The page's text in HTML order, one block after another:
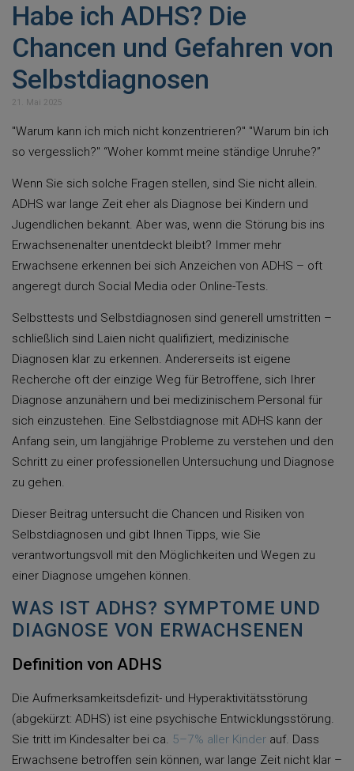
Habe ich ADHS? Die
Chancen und Gefahren von
Selbstdiagnosen
21. Mai 2025
"Warum kann ich mich nicht konzentrieren?" "Warum bin ich
so vergesslich?" “Woher kommt meine ständige Unruhe?”
Wenn Sie sich solche Fragen stellen, sind Sie nicht allein.
ADHS war lange Zeit eher als Diagnose bei Kindern und
Jugendlichen bekannt. Aber was, wenn die Störung bis ins
Erwachsenenalter unentdeckt bleibt? Immer mehr
Erwachsene erkennen bei sich Anzeichen von ADHS – oft
angeregt durch Social Media oder Online-Tests.
Selbsttests und Selbstdiagnosen sind generell umstritten –
schließlich sind Laien nicht qualifiziert, medizinische
Diagnosen klar zu erkennen. Andererseits ist eigene
Recherche oft der einzige Weg für Betroffene, sich Ihrer
Diagnose anzunähern und bei medizinischem Personal für
sich einzustehen. Eine Selbstdiagnose mit ADHS kann der
Anfang sein, um langjährige Probleme zu verstehen und den
Schritt zu einer professionellen Untersuchung und Diagnose
zu gehen.
Dieser Beitrag untersucht die Chancen und Risiken von
Selbstdiagnosen und gibt Ihnen Tipps, wie Sie
verantwortungsvoll mit den Möglichkeiten und Wegen zu
einer Diagnose umgehen können.
WAS IST ADHS? SYMPTOME UND
DIAGNOSE VON ERWACHSENEN
Definition von ADHS
Die Aufmerksamkeitsdefizit- und Hyperaktivitätsstörung
(abgekürzt: ADHS) ist eine psychische Entwicklungsstörung.
Sie tritt im Kindesalter bei ca. 5–7% aller Kinder auf. Dass
Erwachsene betroffen sein können, war lange Zeit nicht klar –